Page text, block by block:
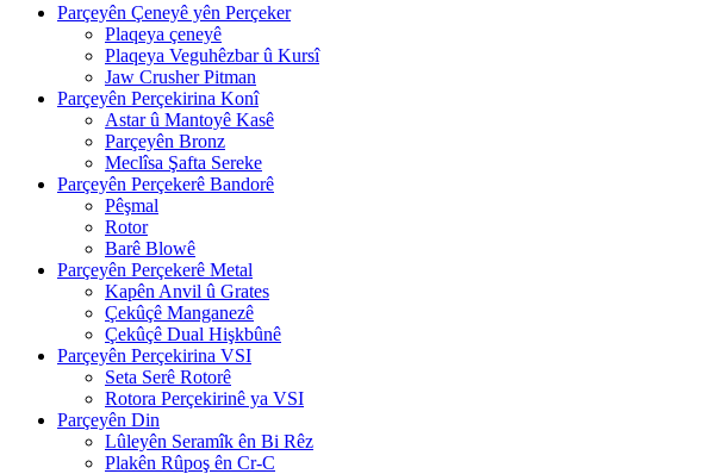
Parçeyên Çeneyê yên Perçeker
Plaqeya çeneyê
Plaqeya Veguhêzbar û Kursî
Jaw Crusher Pitman
Parçeyên Perçekirina Konî
Astar û Mantoyê Kasê
Parçeyên Bronz
Meclîsa Şafta Sereke
Parçeyên Perçekerê Bandorê
Pêşmal
Rotor
Barê Blowê
Parçeyên Perçekerê Metal
Kapên Anvil û Grates
Çekûçê Manganezê
Çekûçê Dual Hişkbûnê
Parçeyên Perçekirina VSI
Seta Serê Rotorê
Rotora Perçekirinê ya VSI
Parçeyên Din
Lûleyên Seramîk ên Bi Rêz
Plakên Rûpoş ên Cr-C